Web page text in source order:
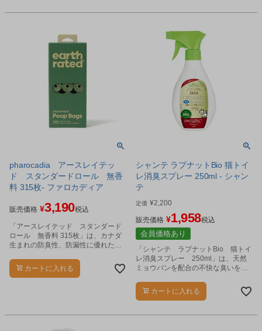
pharocadia アースレイテッ
ド スタンダードロール 無香
料 315枚- ファロカディア
販売価格 ¥3,190税込
「アースレイテッド スタンダード
ロール 無香料 315枚」は、カナダ
生まれの防臭性、防漏性に優れた大
に特化してリニューアル。
カートに入れる
シャンテ ラプナットBio 猫トイ
レ消臭スプレー 250ml - シャン
テ
定価 ¥2,200
販売価格 ¥1,958税込
会員価格あり
「シャンテ ラプナットBio 猫トイ
レ消臭スプレー 250ml」は、天然
ミョウバンを配合の不快な臭いを抑
カートに入れる